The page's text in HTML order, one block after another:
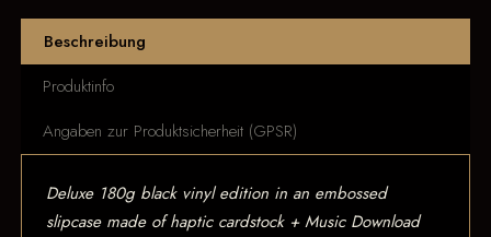
Beschreibung
Produktinfo
Angaben zur Produktsicherheit (GPSR)
Deluxe 180g black vinyl edition in an embossed
slipcase made of haptic cardstock + Music Download